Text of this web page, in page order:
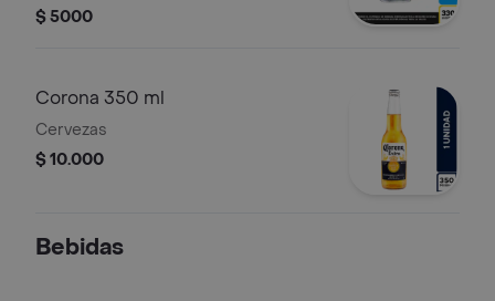
$ 5000
Corona 350 ml
Cervezas
$ 10.000
Bebidas